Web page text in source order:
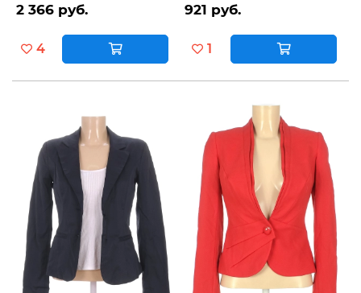
2 366 руб.
4
921 руб.
1